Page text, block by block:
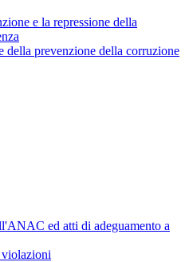
e la repressione della
della prevenzione della corruzione
ed atti di adeguamento a